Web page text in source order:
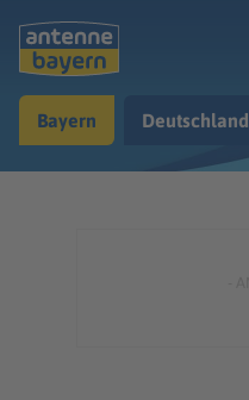
Musik & Radio
Bayern Deutschland